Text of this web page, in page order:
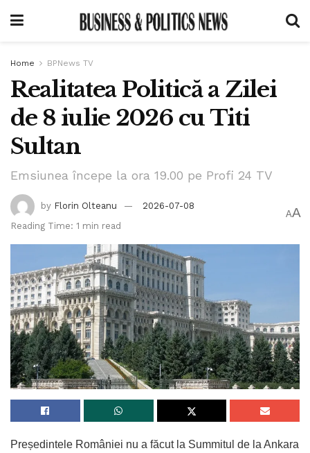
Home BPNews TV
Realitatea Politică a Zilei
de 8 iulie 2026 cu Titi
Sultan
Emsiunea începe la ora 19.00 pe Profi 24 TV
by Florin Olteanu
2026-07-08
Reading Time: 1 min read
AA
Președintele României nu a făcut la Summitul de la Ankara